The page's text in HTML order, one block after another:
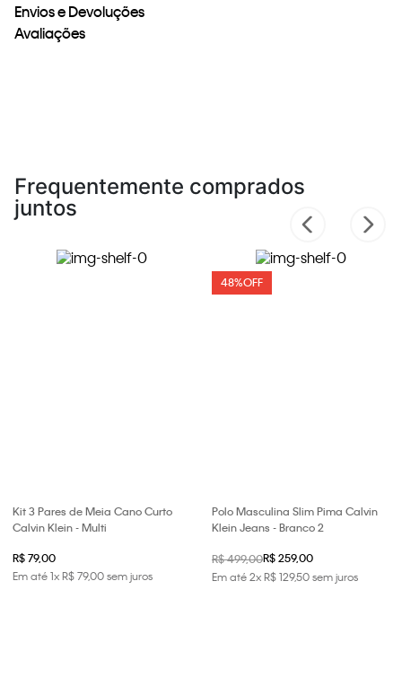
Envios e Devoluções
Avaliações
Frequentemente comprados
juntos
Kit 3 Pares de Meia Cano Curto
Calvin Klein - Multi
R$ 79,00
Em até1xR$79,00sem juros
48%OFF
Polo Masculina Slim Pima Calvin
Klein Jeans - Branco 2
R$ 499,00R$ 259,00
Em até2xR$129,50sem juros